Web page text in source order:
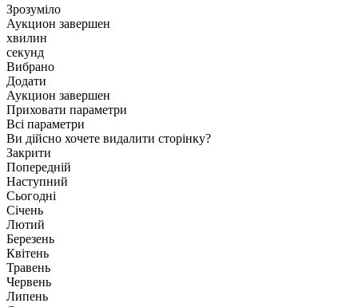
Зрозуміло
Аукцион завершен
хвилин
секунд
Вибрано
Додати
Аукцион завершен
Приховати параметри
Всі параметри
Ви дійсно хочете видалити сторінку?
Закрити
Попередній
Наступний
Сьогодні
Січень
Лютий
Березень
Квітень
Травень
Червень
Липень